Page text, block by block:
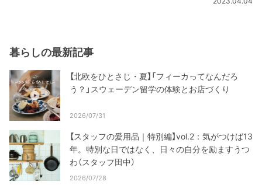
暮らしの最新記事
【北欧をひとさじ・夏】「フィーカってなんだろ
う？」スウェーデン留学の体験とお店づくり
2026/07/31
【スタッフの愛用品｜特別編】vol.2：気がつけば13
年。特別な日ではなく、日々の自分を励ますうつ
わ（スタッフ田中）
2026/07/28